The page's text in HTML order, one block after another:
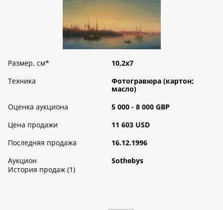
Размер, см*
10,2х7
Техника
Фотогравюра (картон;
масло)
Оценка аукциона
5 000 - 8 000 GBP
Цена продажи
11 603 USD
Последняя продажа
16.12.1996
Аукцион
Sothebys
История продаж (1)